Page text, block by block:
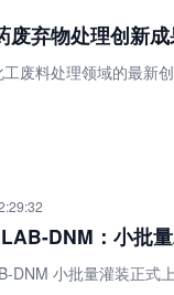
废弃物处理创新
废料处理领域的最新
DNM：小批量
DNM 小批量灌装正式